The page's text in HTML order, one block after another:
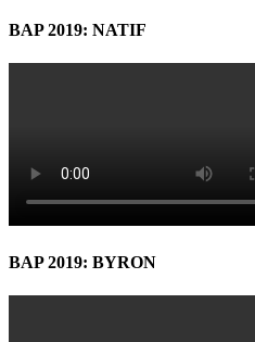
BAP 2019: NATIF
BAP 2019: BYRON